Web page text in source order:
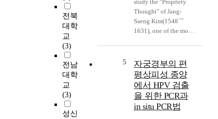
전북
대학
교
(3)
전남
대학
교
(3)
성신
study the "Propriety
Thought" of Jang-
Saeng Kim(1548￣
1631), one of the most
propriety. It reviews
the basis of the
thought contained in
the formalities related
to the propriety
describedin the
5
자궁경부의 편
평상피성 종양
에서 HPV 검출
을 위한 PCR과
in situ PCR법